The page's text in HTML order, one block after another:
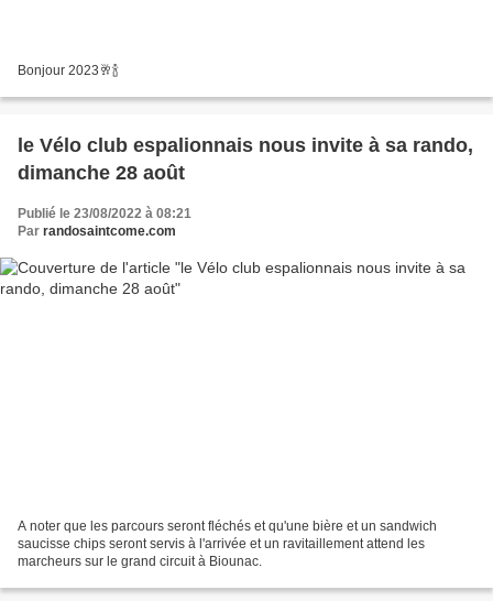
Bonjour 2023🥂🍾
le Vélo club espalionnais nous invite à sa rando,
dimanche 28 août
Publié le 23/08/2022 à 08:21
Par randosaintcome.com
A noter que les parcours seront fléchés et qu'une bière et un sandwich
saucisse chips seront servis à l'arrivée et un ravitaillement attend les
marcheurs sur le grand circuit à Biounac.